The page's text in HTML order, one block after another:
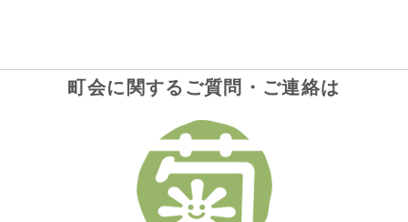
町会に関するご質問・ご連絡は